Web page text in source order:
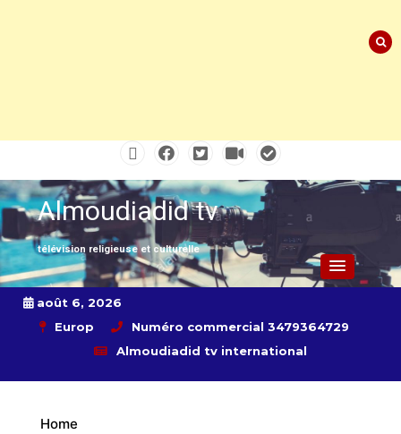
content
Almoudiadid tv
télévision religieuse et culturelle
août 6, 2026
Europ
Numéro commercial 3479364729
Almoudiadid tv international
Home